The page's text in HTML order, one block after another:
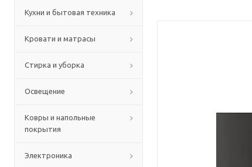
Кухни и бытовая техника
Кровати и матрасы
Стирка и уборка
Освещение
Ковры и напольные
покрытия
Электроника